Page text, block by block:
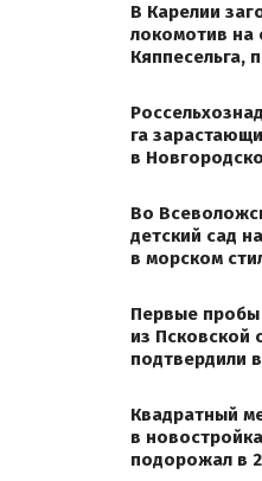
В Карелии
локомотив на
Кяппесельга,
га
в
Во
детский сад
в морском
Первые
из Псковской
подтвердили
Квадратный
в
подорожал в